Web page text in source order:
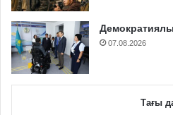
07.08.2026
Тағы